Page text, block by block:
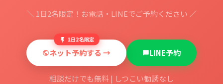
＼ 1日2名限定！お電話・LINEでご予約ください ／
1日2名限定
ネット予約する → LINE予約
相談だけでも無料 | しつこい勧誘なし